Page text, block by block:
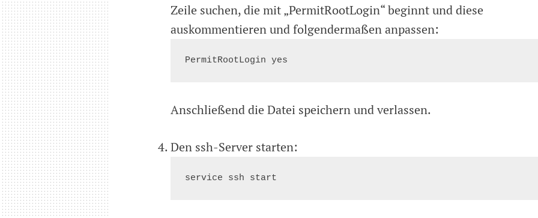
Zeile suchen, die mit „PermitRootLogin“ beginnt und diese
auskommentieren und folgendermaßen anpassen:
Anschließend die Datei speichern und verlassen.
Den ssh-Server starten: